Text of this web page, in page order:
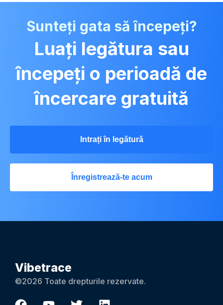
Sunteți gata să începeți?
Luați legătura sau
începeți o perioadă de
încercare gratuită
Intrați în legătură
Înregistrează-te acum
Vibetrace
©2026 Toate drepturile rezervate.